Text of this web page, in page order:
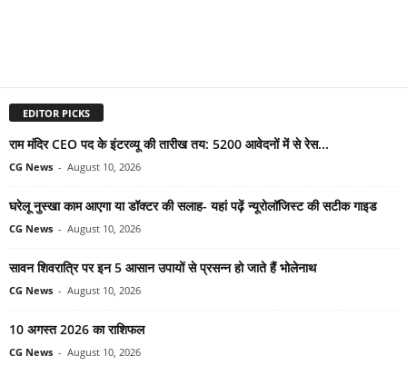
EDITOR PICKS
राम मंदिर CEO पद के इंटरव्यू की तारीख तय: 5200 आवेदनों में से रेस...
CG News - August 10, 2026
घरेलू नुस्खा काम आएगा या डॉक्टर की सलाह- यहां पढ़ें न्यूरोलॉजिस्ट की सटीक गाइड
CG News - August 10, 2026
सावन शिवरात्रि पर इन 5 आसान उपायों से प्रसन्न हो जाते हैं भोलेनाथ
CG News - August 10, 2026
10 अगस्त 2026 का राशिफल
CG News - August 10, 2026